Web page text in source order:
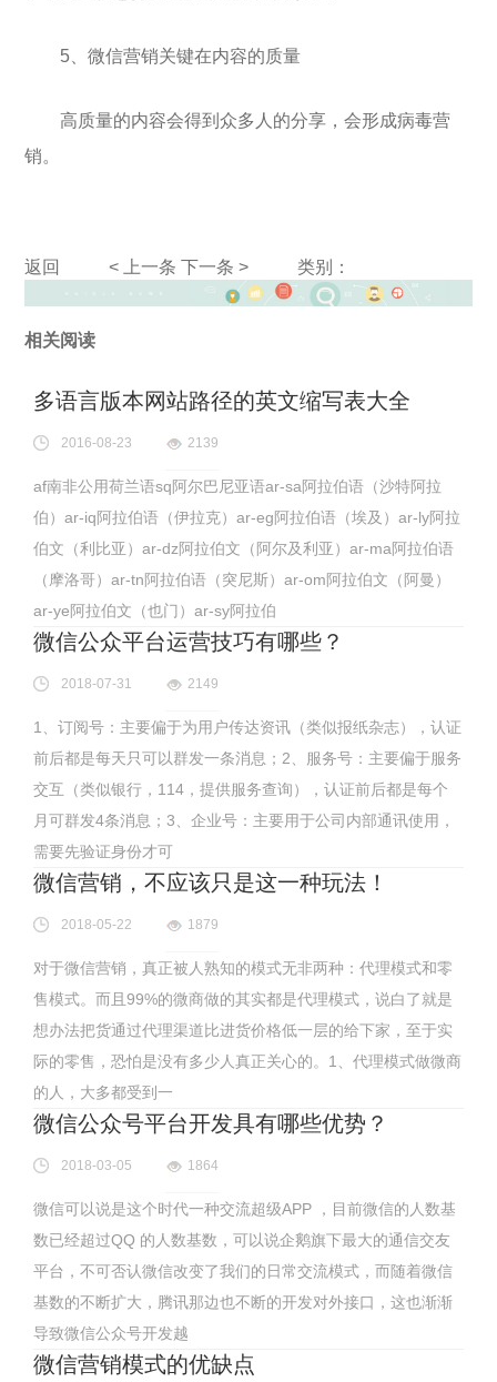
5、微信营销关键在内容的质量
高质量的内容会得到众多人的分享，会形成病毒营
销。
返回 < 上一条 下一条 > 类别：
相关阅读
多语言版本网站路径的英文缩写表大全
2016-08-23 2139
af南非公用荷兰语sq阿尔巴尼亚语ar-sa阿拉伯语（沙特阿拉
伯）ar-iq阿拉伯语（伊拉克）ar-eg阿拉伯语（埃及）ar-ly阿拉
伯文（利比亚）ar-dz阿拉伯文（阿尔及利亚）ar-ma阿拉伯语
（摩洛哥）ar-tn阿拉伯语（突尼斯）ar-om阿拉伯文（阿曼）
ar-ye阿拉伯文（也门）ar-sy阿拉伯
微信公众平台运营技巧有哪些？
2018-07-31 2149
1、订阅号：主要偏于为用户传达资讯（类似报纸杂志），认证
前后都是每天只可以群发一条消息；2、服务号：主要偏于服务
交互（类似银行，114，提供服务查询），认证前后都是每个
月可群发4条消息；3、企业号：主要用于公司内部通讯使用，
需要先验证身份才可
微信营销，不应该只是这一种玩法！
2018-05-22 1879
对于微信营销，真正被人熟知的模式无非两种：代理模式和零
售模式。而且99%的微商做的其实都是代理模式，说白了就是
想办法把货通过代理渠道比进货价格低一层的给下家，至于实
际的零售，恐怕是没有多少人真正关心的。1、代理模式做微商
的人，大多都受到一
微信公众号平台开发具有哪些优势？
2018-03-05 1864
微信可以说是这个时代一种交流超级APP ，目前微信的人数基
数已经超过QQ 的人数基数，可以说企鹅旗下最大的通信交友
平台，不可否认微信改变了我们的日常交流模式，而随着微信
基数的不断扩大，腾讯那边也不断的开发对外接口，这也渐渐
导致微信公众号开发越
微信营销模式的优缺点